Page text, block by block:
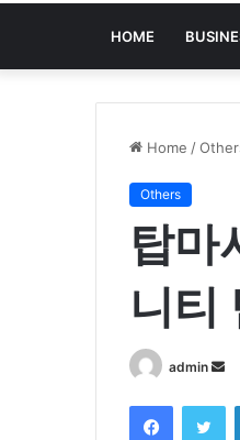
HOME
Home /
Others
탑마
니티
admin
Facebook